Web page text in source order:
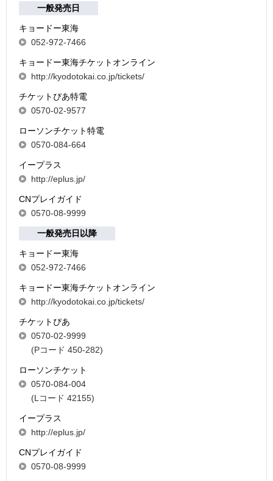
一般発売日
キョードー東海
052-972-7466
キョードー東海チケットオンライン
http://kyodotokai.co.jp/tickets/
チケットぴあ特電
0570-02-9577
ローソンチケット特電
0570-084-664
イープラス
http://eplus.jp/
CNプレイガイド
0570-08-9999
一般発売日以降
キョードー東海
052-972-7466
キョードー東海チケットオンライン
http://kyodotokai.co.jp/tickets/
チケットぴあ
0570-02-9999
(Pコード 450-282)
ローソンチケット
0570-084-004
(Lコード 42155)
イープラス
http://eplus.jp/
CNプレイガイド
0570-08-9999